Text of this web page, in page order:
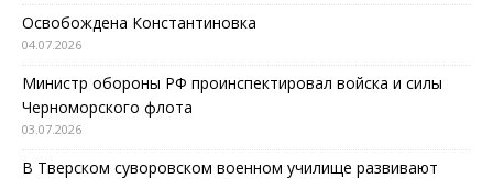
Освобождена Константиновка
04.07.2026
Министр обороны РФ проинспектировал войска и силы
Черноморского флота
03.07.2026
В Тверском суворовском военном училище развивают